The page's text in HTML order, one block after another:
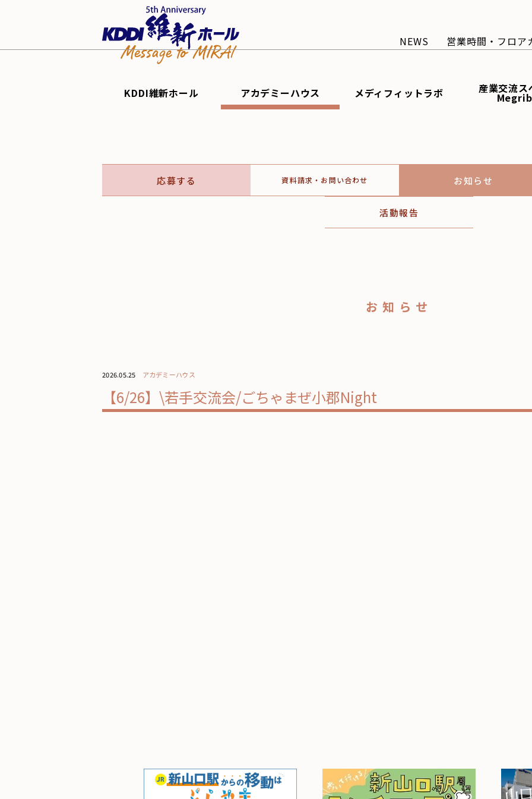
NEWS 営業時間・フロア
KDDI維新ホール アカデミーハウス メディフィットラボ 産業交流ス
応募する 資料請求・お問い合わせ お知らせ
活動報告
お知らせ
2026.05.25 アカデミーハウス
【6/26】\若手交流会/ごちゃまぜ小郡Night